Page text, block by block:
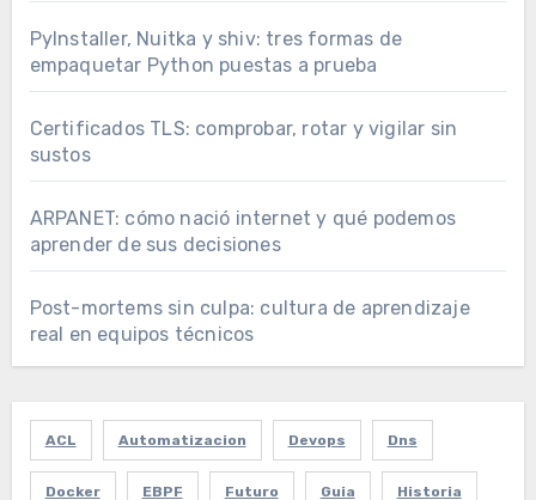
PyInstaller, Nuitka y shiv: tres formas de
empaquetar Python puestas a prueba
Certificados TLS: comprobar, rotar y vigilar sin
sustos
ARPANET: cómo nació internet y qué podemos
aprender de sus decisiones
Post-mortems sin culpa: cultura de aprendizaje
real en equipos técnicos
ACL Automatizacion Devops Dns
Docker EBPF Futuro Guia Historia